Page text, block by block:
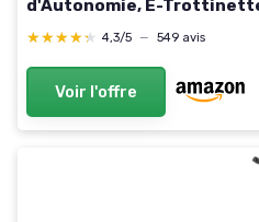
d'Autonomie, E-
avec Frein à Tambour
★★★★★
★★★★★ 4,3/5 — 549 avis
Voir l'offre